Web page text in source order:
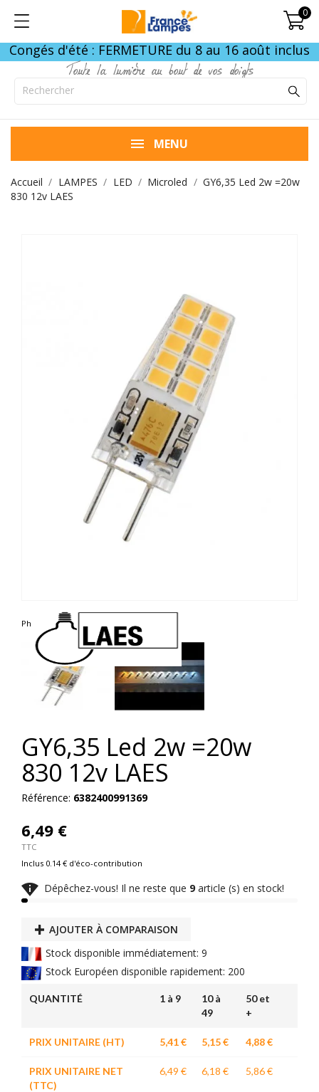
0
Congés d'été : FERMETURE du 8 au 16 août inclus
Toute la lumière au bout de vos doigts
MENU
Accueil LAMPES LED Microled
GY6,35 Led 2w =20w
830 12v LAES
Photo non contractuelle
GY6,35 Led 2w =20w
830 12v LAES
Référence: 6382400991369
6,49 €
TTC
Inclus 0.14 € d'éco-contribution
 Dépêchez-vous! Il ne reste que 9 article (s) en stock!
AJOUTER À COMPARAISON
Stock disponible immédiatement: 9
Stock Européen disponible rapidement: 200
QUANTITÉ 1 à 9
10 à
49
50 et
+
PRIX UNITAIRE (HT) 5,41 € 5,15 € 4,88 €
PRIX UNITAIRE NET
(TTC)
6,49 € 6,18 € 5,86 €